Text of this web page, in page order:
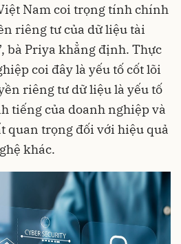
Nam coi trọng tính chính
riêng tư của dữ liệu tài
bà Priya khẳng định. Thực
coi đây là yếu tố cốt lõi
riêng tư dữ liệu là yếu tố
tiếng của doanh nghiệp và
quan trọng đối với hiệu quả
khác.